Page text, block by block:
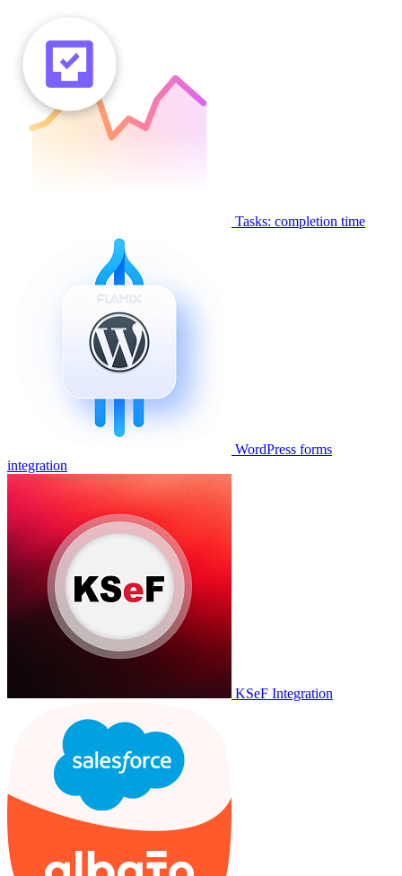
Tasks: completion time
WordPress forms
integration
KSeF Integration